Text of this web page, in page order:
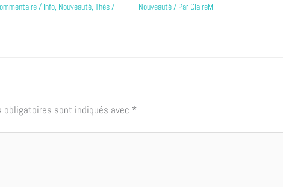
/ Info Nouveauté Thés /
Nouveauté / Par ClaireM
obligatoires sont indiqués avec *